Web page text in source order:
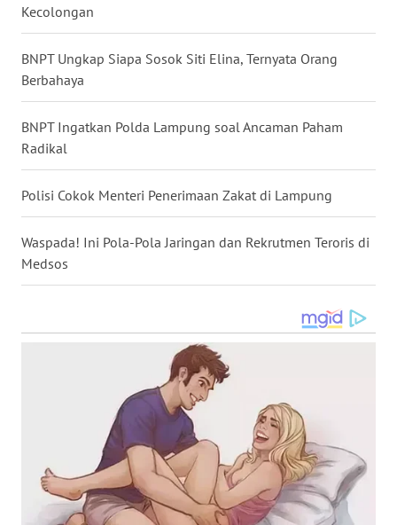
Kecolongan
BNPT Ungkap Siapa Sosok Siti Elina, Ternyata Orang
Berbahaya
BNPT Ingatkan Polda Lampung soal Ancaman Paham
Radikal
Polisi Cokok Menteri Penerimaan Zakat di Lampung
Waspada! Ini Pola-Pola Jaringan dan Rekrutmen Teroris di
Medsos
WN
DANAU
NIAS
LANGKAT
WN
TAPANULI
SELATAN
WN
WN
SIMALUNGUN